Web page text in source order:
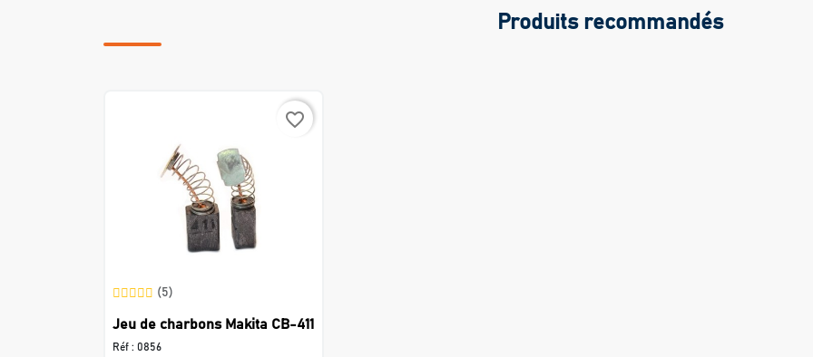
Produits recommandés
favorite_border
(5)
Jeu de charbons Makita CB-411
Réf : 0856